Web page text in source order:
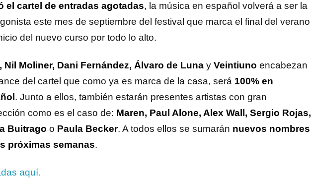
el cartel de entradas agotadas, la música en español volverá a ser la
este mes de septiembre del festival que marca el final del verano
del nuevo curso por todo lo alto.
Nil Moliner, Dani Fernández, Álvaro de Luna y Veintiuno encabezan
del cartel que como ya es marca de la casa, será 100% en
. Junto a ellos, también estarán presentes artistas con gran
como es el caso de: Maren, Paul Alone, Alex Wall, Sergio Rojas,
Buitrago o Paula Becker. A todos ellos se sumarán nuevos nombres
próximas semanas.
aquí.